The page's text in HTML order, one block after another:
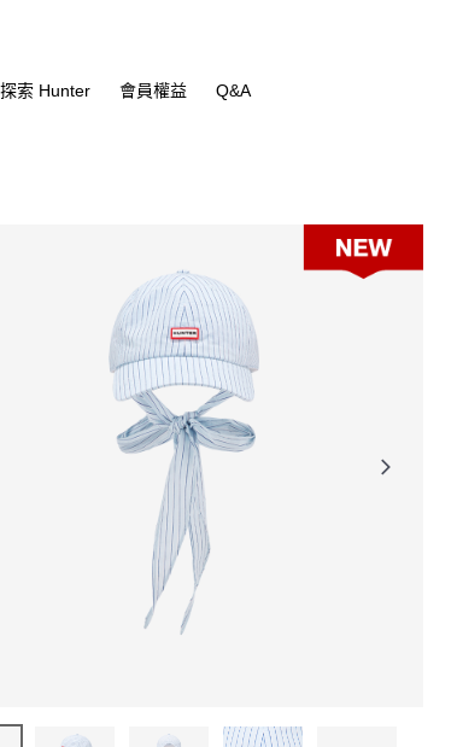
探索 Hunter 會員權益 Q&A